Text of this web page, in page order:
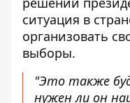
ситуация в
организовать
выборы.
"Это также
нужен ли он